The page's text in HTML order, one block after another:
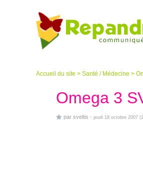
Accueil du site > Santé / Médecine >
Omega 3
par sveltis - jeudi 18 octobre 2007